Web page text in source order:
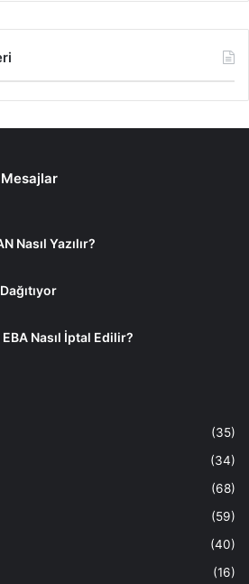
Nasıl Yazılır?
Nasıl İptal Edilir?
(35)
(34)
(68)
(59)
(40)
(16)